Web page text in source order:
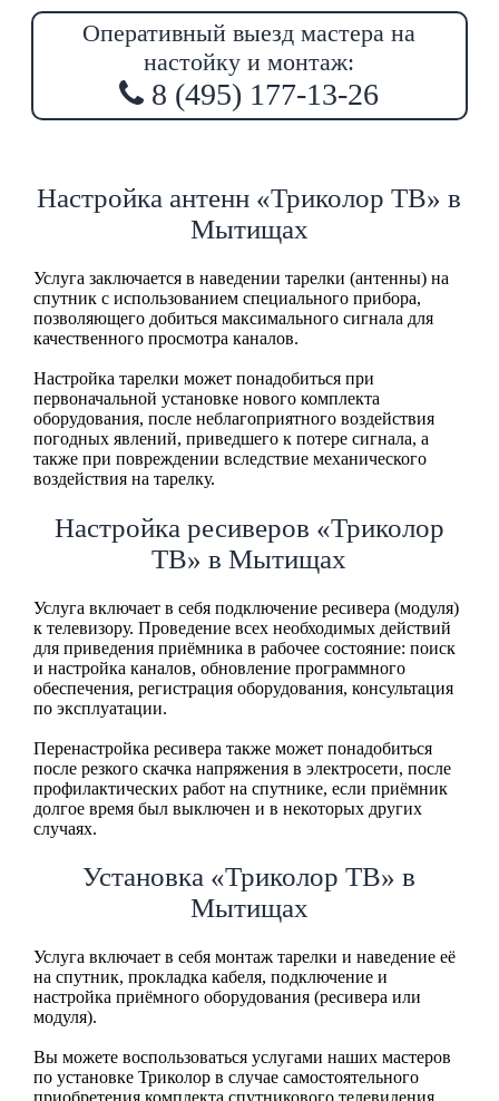
Оперативный выезд мастера на
настойку и монтаж:
8 (495) 177-13-26
Настройка антенн «Триколор ТВ» в
Мытищах
Услуга заключается в наведении тарелки (антенны) на
спутник с использованием специального прибора,
позволяющего добиться максимального сигнала для
качественного просмотра каналов.
Настройка тарелки может понадобиться при
первоначальной установке нового комплекта
оборудования, после неблагоприятного воздействия
погодных явлений, приведшего к потере сигнала, а
также при повреждении вследствие механического
воздействия на тарелку.
Настройка ресиверов «Триколор
ТВ» в Мытищах
Услуга включает в себя подключение ресивера (модуля)
к телевизору. Проведение всех необходимых действий
для приведения приёмника в рабочее состояние: поиск
и настройка каналов, обновление программного
обеспечения, регистрация оборудования, консультация
по эксплуатации.
Перенастройка ресивера также может понадобиться
после резкого скачка напряжения в электросети, после
профилактических работ на спутнике, если приёмник
долгое время был выключен и в некоторых других
случаях.
Установка «Триколор ТВ» в
Мытищах
Услуга включает в себя монтаж тарелки и наведение её
на спутник, прокладка кабеля, подключение и
настройка приёмного оборудования (ресивера или
модуля).
Вы можете воспользоваться услугами наших мастеров
по установке Триколор в случае самостоятельного
приобретения комплекта спутникового телевидения